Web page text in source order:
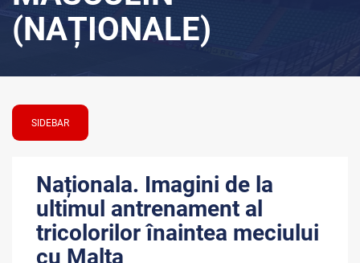
(NAȚIONALE)
SIDEBAR
Naționala. Imagini de la
ultimul antrenament al
tricolorilor înaintea meciului
cu Malta